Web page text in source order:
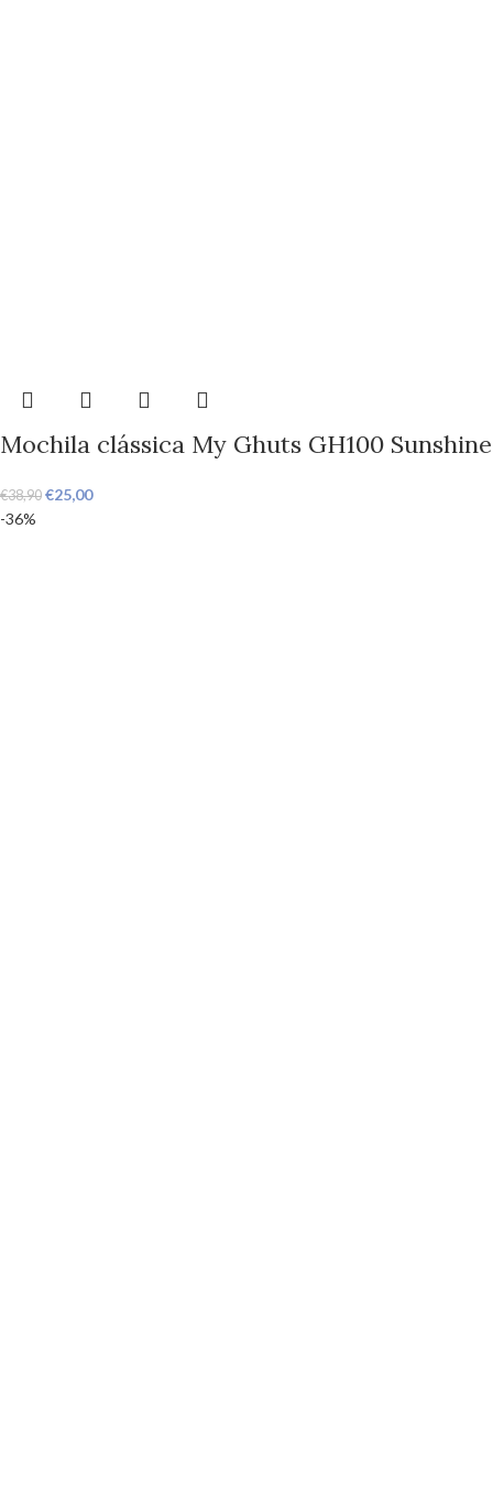
Mochila clássica My Ghuts GH100 Sunshine
€38,90 €25,00
-36%